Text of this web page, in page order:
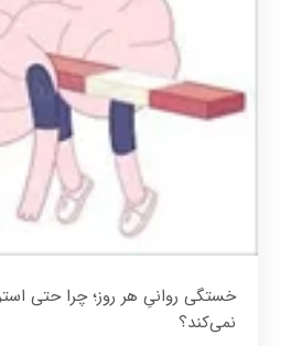
خستگی روانیِ هر روز؛ چرا حتی
نمی‌کند؟